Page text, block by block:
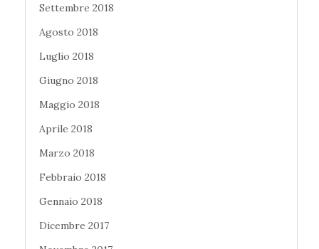
Settembre 2018
Agosto 2018
Luglio 2018
Giugno 2018
Maggio 2018
Aprile 2018
Marzo 2018
Febbraio 2018
Gennaio 2018
Dicembre 2017